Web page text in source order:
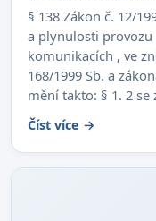
§ 138 Zákon č. 12/
a plynulosti provozu
komunikacích , ve
168/1999 Sb. a
mění takto: § 1. 2 se
Číst více →